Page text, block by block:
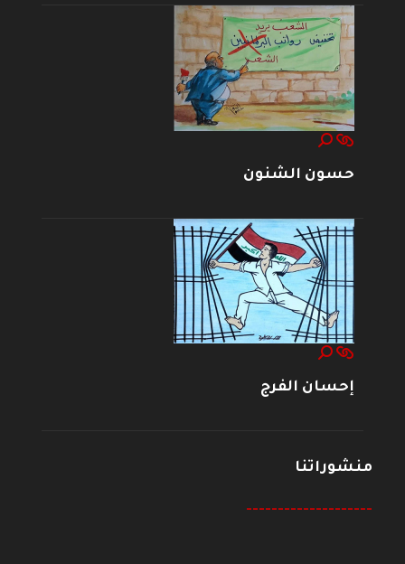
حسون الشنون
إحسان الفرج
منشوراتنا
--------------------